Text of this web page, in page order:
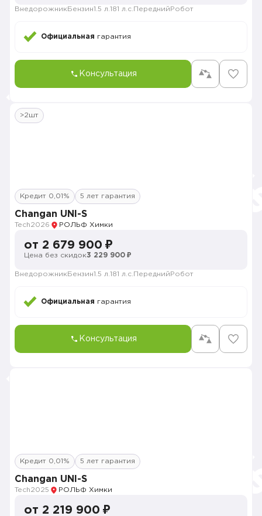
Внедорожник Бензин1.5 л. 181 л.с. Передний Робот
Официальная гарантия
Консультация
>2шт
Кредит 0,01% 5 лет гарантия
Changan UNI-S
Tech2026 РОЛЬФ Химки
от 2 679 900 ₽
Цена без скидок3 229 900 ₽
Внедорожник Бензин1.5 л. 181 л.с. Передний Робот
Официальная гарантия
Консультация
Кредит 0,01% 5 лет гарантия
Changan UNI-S
Tech2025 РОЛЬФ Химки
от 2 219 900 ₽